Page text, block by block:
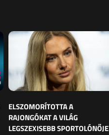
ELSZOMORÍTOTTA A
RAJONGÓKAT A VILÁG
LEGSZEXISEBB SPORTOLÓNŐJE